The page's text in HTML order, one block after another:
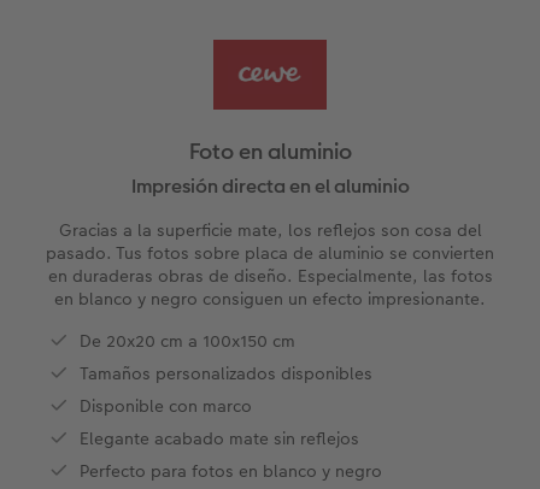
Álbum de fotos cuadrado
Álbum de fotos pequeño
Álbum de fotos con tapas de cuero y lino
Álbum de fotos tapa blanda
Temáticas para álbum de fotos
Fotos retro
Set de fotos
Caja con fotos
Imprimir fotos cerca de mí
Foto en metacrilato
Foto en acriluminio
Cuadro con marco
Collage personalizado
Soportes para póster
Pòster mapa de ciudad
Cuadro Cristales Swarovski®
Juegos personalizados
Imanes personalizados
Textiles con fotos
Oficina & colegio
Cajas personalizadas
Faber Castell
Foto pegatinas
Postales personalizadas
Foto en aluminio
Impresión directa en el aluminio
Gracias a la superficie mate, los reflejos son cosa del
pasado. Tus fotos sobre placa de aluminio se convierten
en duraderas obras de diseño. Especialmente, las fotos
en blanco y negro consiguen un efecto impresionante.
De 20x20 cm a 100x150 cm
Tamaños personalizados disponibles
Disponible con marco
Elegante acabado mate sin reflejos
Perfecto para fotos en blanco y negro